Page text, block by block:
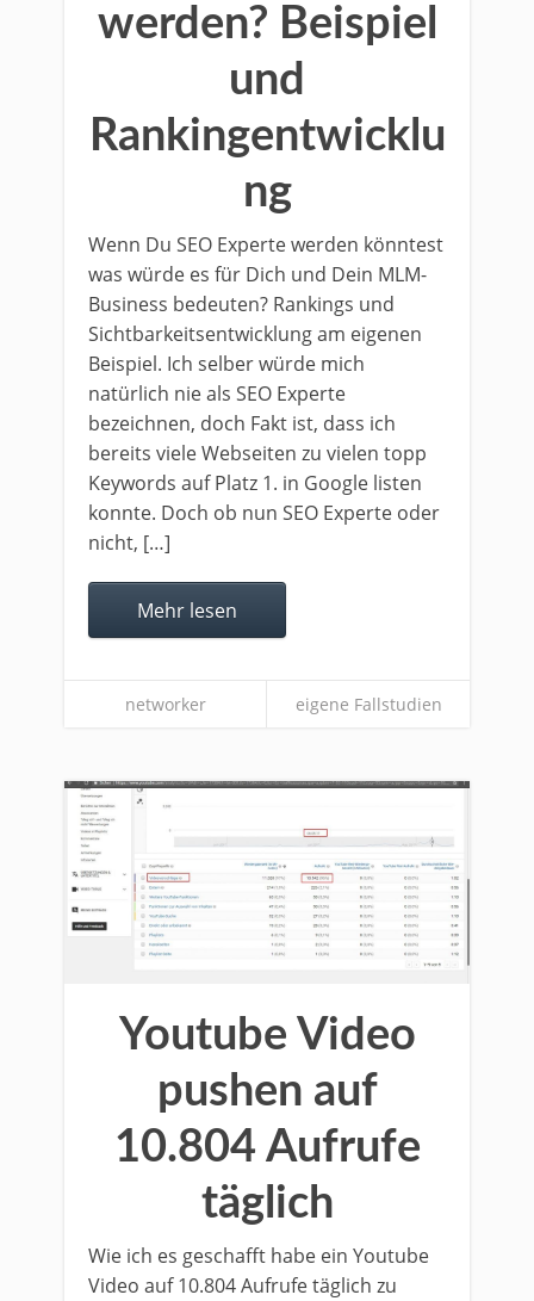
werden? Beispiel
und
Rankingentwicklu
ng
Wenn Du SEO Experte werden könntest
was würde es für Dich und Dein MLM-
Business bedeuten? Rankings und
Sichtbarkeitsentwicklung am eigenen
Beispiel. Ich selber würde mich
natürlich nie als SEO Experte
bezeichnen, doch Fakt ist, dass ich
bereits viele Webseiten zu vielen topp
Keywords auf Platz 1. in Google listen
konnte. Doch ob nun SEO Experte oder
nicht, […]
Mehr lesen
networker eigene Fallstudien
Youtube Video
pushen auf
10.804 Aufrufe
täglich
Wie ich es geschafft habe ein Youtube
Video auf 10.804 Aufrufe täglich zu